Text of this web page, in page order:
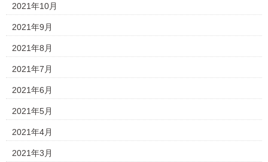
2021年10月
2021年9月
2021年8月
2021年7月
2021年6月
2021年5月
2021年4月
2021年3月